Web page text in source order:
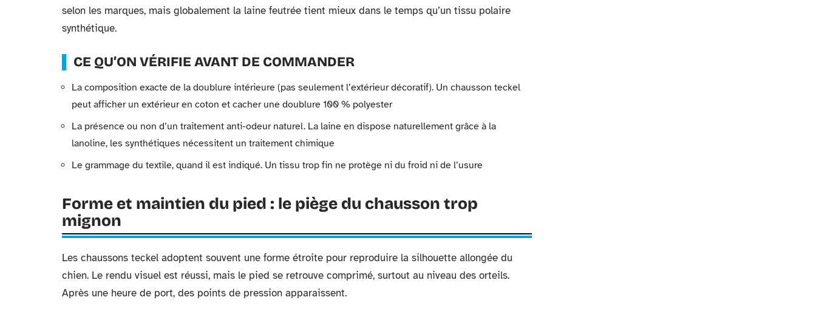
selon les marques, mais globalement la laine feutrée tient mieux dans le temps qu’un tissu polaire
synthétique.
CE QU’ON VÉRIFIE AVANT DE COMMANDER
La composition exacte de la doublure intérieure (pas seulement l’extérieur décoratif). Un chausson teckel
peut afficher un extérieur en coton et cacher une doublure 100 % polyester
La présence ou non d’un traitement anti-odeur naturel. La laine en dispose naturellement grâce à la
lanoline, les synthétiques nécessitent un traitement chimique
Le grammage du textile, quand il est indiqué. Un tissu trop fin ne protège ni du froid ni de l’usure
Forme et maintien du pied : le piège du chausson trop
mignon
Les chaussons teckel adoptent souvent une forme étroite pour reproduire la silhouette allongée du
chien. Le rendu visuel est réussi, mais le pied se retrouve comprimé, surtout au niveau des orteils.
Après une heure de port, des points de pression apparaissent.